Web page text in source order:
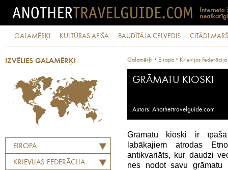
GALAMĒRĶI KULTŪRAS AFIŠA BAUDĪTĀJA CEĻVEDIS CITĀDI
IZVĒLIES GALAMĒRĶI
EIROPA
KRIEVIJAS FEDERĀCIJA
Galamērķi · Eiropa · Krievijas Federācija
GRĀMATU KIOSKI
Autors: Anothertravelguide.com
Grāmatu kioski ir
labākajiem atrodas
antikvariāts, kur daudzi
nes nodot savu grāmatu